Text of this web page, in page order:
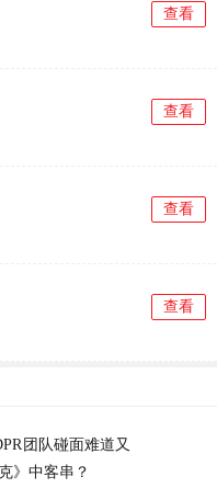
查看
查看
查看
查看
团队碰面难道又
》中客串？